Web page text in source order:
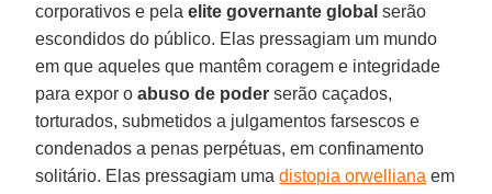
corporativos e pelaelite governante global serão
escondidos do público. Elas pressagiam um mundo
em que aqueles que mantêm coragem e integridade
para expor oabuso de poder serão caçados,
torturados, submetidos a julgamentos farsescos e
condenados a penas perpétuas, em confinamento
solitário. Elas pressagiam umadistopia orwelliana em